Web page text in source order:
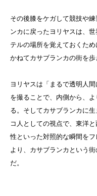
その後膝をケガして競技や
ンカに戻ったヨリヤスは、
テルの場所を覚えておくた
かねてカサブランカの街を歩
ヨリヤスは「まるで透明人
を撮ることで、内側から、
る。そしてカサブランカに
コ人としての視点で、東洋
性といった対照的な瞬間を
より、カサブランカという
だ。